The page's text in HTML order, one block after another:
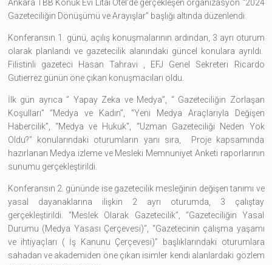
Ankara TBB Konuk Evi Litai Otel’de gerçekleşen organizasyon “2024
Gazeteciliğin Dönüşümü ve Arayışlar” başlığı altında düzenlendi.
Konferansın 1. günü, açılış konuşmalarının ardından, 3 ayrı oturum
olarak planlandı ve gazetecilik alanındaki güncel konulara ayrıldı.
Filistinli gazeteci Hasan Tahravi , EFJ Genel Sekreteri Ricardo
Gutierrez günün öne çıkan konuşmacıları oldu.
İlk gün ayrıca ” Yapay Zeka ve Medya”, “ Gazeteciliğin Zorlaşan
Koşulları” “Medya ve Kadın”, “Yeni Medya Araçlarıyla Değişen
Habercilik”, “Medya ve Hukuk”, “Uzman Gazeteciliği Neden Yok
Oldu?” konularındaki oturumların yanı sıra, Proje kapsamında
hazırlanan Medya izleme ve Mesleki Memnuniyet Anketi raporlarının
sunumu gerçekleştirildi.
Konferansın 2. gününde ise gazetecilik mesleğinin değişen tanımı ve
yasal dayanaklarına ilişkin 2 ayrı oturumda, 3 çalıştay
gerçekleştirildi. “Meslek Olarak Gazetecilik”, “Gazeteciliğin Yasal
Durumu (Medya Yasası Çerçevesi)”, “Gazetecinin çalışma yaşamı
ve ihtiyaçları ( İş Kanunu Çerçevesi)” başlıklarındaki oturumlara
sahadan ve akademiden öne çıkan isimler kendi alanlardaki gözlem